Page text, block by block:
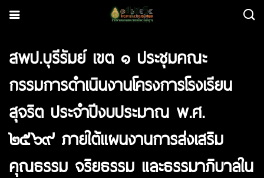
สพป.บุรีรัมย์ เขต ๑ ประชุมคณะ
กรรมการดำเนินงานโครงการโรงเรียน
สุจริต ประจำปีงบประมาณ พ.ศ.
๒๕๖๙ ภายใต้แผนงานการส่งเสริม
คุณธรรม จริยธรรม และธรรมาภิบาลใน